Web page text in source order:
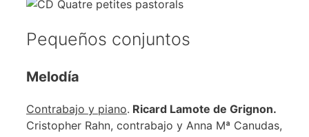
Pequeños conjuntos
Melodía
Contrabajo y piano. Ricard Lamote de Grignon.
Cristopher Rahn, contrabajo y Anna Mª Canudas,